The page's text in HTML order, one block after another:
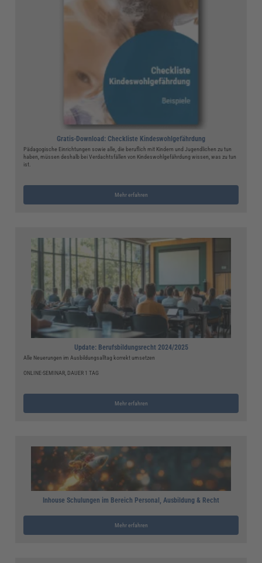
Gratis-Download: Checkliste Kindeswohlgefährdung
Pädagogische Einrichtungen sowie alle, die beruflich mit Kindern und Jugendlichen zu tun
haben, müssen deshalb bei Verdachtsfällen von Kindeswohlgefährdung wissen, was zu tun
ist.
Mehr erfahren
Update: Berufsbildungsrecht 2024/2025
Alle Neuerungen im Ausbildungsalltag korrekt umsetzen
ONLINE-SEMINAR, DAUER 1 TAG
Mehr erfahren
Inhouse Schulungen im Bereich Personal, Ausbildung & Recht
Mehr erfahren